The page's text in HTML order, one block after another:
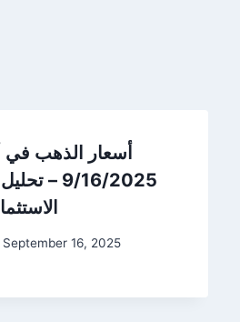
أسعار الذهب في
9/16/
September 16, 2025